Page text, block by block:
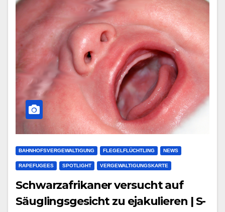
BAHNHOFSVERGEWALTIGUNG FLEGELFLÜCHTLING NEWS
RAPEFUGEES SPOTLIGHT VERGEWALTIGUNGSKARTE
Schwarzafrikaner versucht auf
Säuglingsgesicht zu ejakulieren | S-